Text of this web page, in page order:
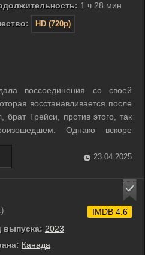
1 ч 28 мин
HD (720p)
воссоединения со своей
восстанавливается после
Трейси, против этого, так
Однако вскоре
Уилла и Эмму работать вместе,
уважать друг друга. ...23.04.2025
выпуска: 2023
Канада
IMDB 4.6